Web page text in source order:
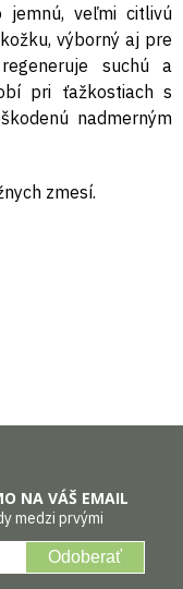
jemnú, veľmi citlivú
výborný aj pre
suchú a
pri ťažkostiach s
nadmerným
zmesí.
NA VÁŠ EMAIL
medzi prvými
Odoberať